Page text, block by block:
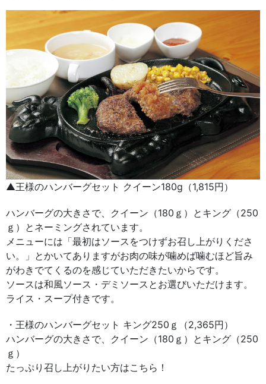
▲王様のハンバーグセット クイーン180g（1,815円）
ハンバーグの大きさで、クイーン（180ｇ）とキング（250
ｇ）とネーミングされています。
メニューには「最初はソースをつけずお召し上がりくださ
い。」とかいてありますがお肉の味が噛めば噛むほど旨み
がわきでてくるのを感じていただきたいからです。
ソースは和風ソース・デミソースとお選びいただけます。
ライス・スープ付きです。
・王様のハンバーグセット キング250ｇ（2,365円）
ハンバーグの大きさで、クイーン（180ｇ）とキング（250
ｇ）
たっぷり召し上がりたい方はこちら！